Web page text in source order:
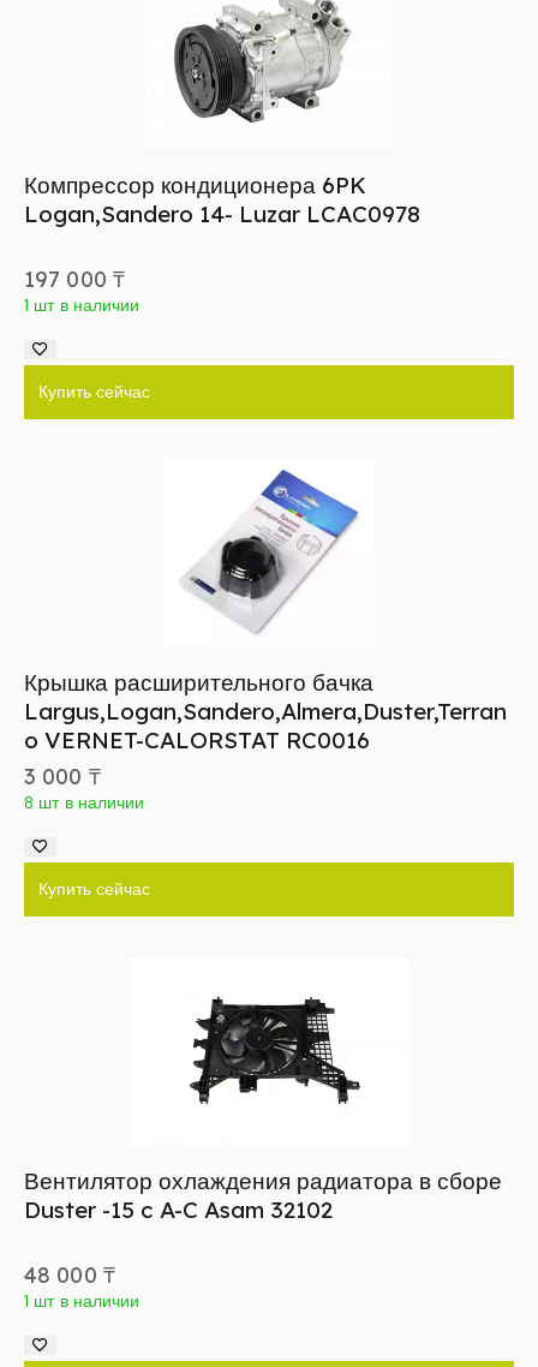
Компрессор кондиционера 6PK
Logan,Sandero 14- Luzar LCAC0978
197 000 ₸
1 шт в наличии
Купить сейчас
Крышка расширительного бачка
Largus,Logan,Sandero,Almera,Duster,Terran
o VERNET-CALORSTAT RC0016
3 000 ₸
8 шт в наличии
Купить сейчас
Вентилятор охлаждения радиатора в сборе
Duster -15 c A-C Asam 32102
48 000 ₸
1 шт в наличии